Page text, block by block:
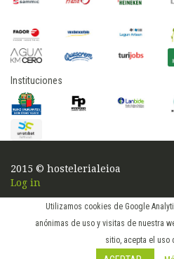
Utilizamos cookies de Google
anónimas de uso y visitas de nuestra
sitio, acepta el uso
Instituciones
2015 © hostelerialeioa
Log in